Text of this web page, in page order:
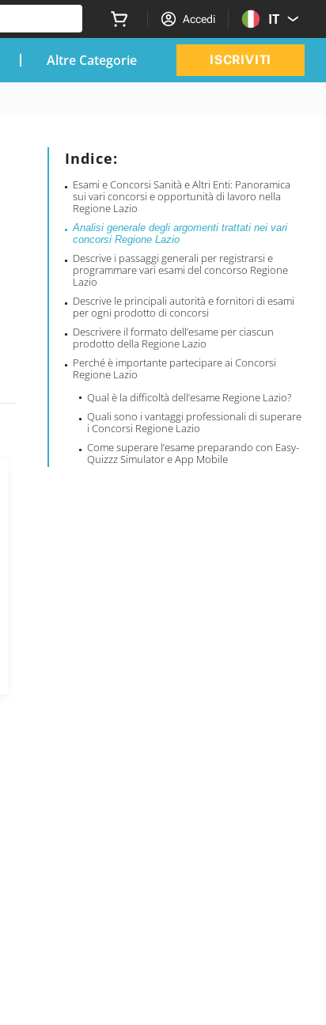
Accedi IT
Altre Categorie ISCRIVITI
Indice:
Esami e Concorsi Sanità e Altri Enti: Panoramica
sui vari concorsi e opportunità di lavoro nella
Regione Lazio
Analisi generale degli argomenti trattati nei vari
concorsi Regione Lazio
Descrive i passaggi generali per registrarsi e
programmare vari esami del concorso Regione
Lazio
Descrive le principali autorità e fornitori di esami
per ogni prodotto di concorsi
Descrivere il formato dell’esame per ciascun
prodotto della Regione Lazio
Perché è importante partecipare ai Concorsi
Regione Lazio
Qual è la difficoltà dell’esame Regione Lazio?
Quali sono i vantaggi professionali di superare
i Concorsi Regione Lazio
Come superare l’esame preparando con Easy-
Quizzz Simulator e App Mobile